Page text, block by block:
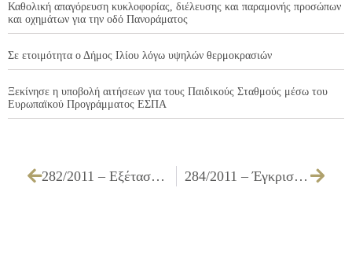
Καθολική απαγόρευση κυκλοφορίας, διέλευσης και παραμονής προσώπων
και οχημάτων για την οδό Πανοράματος
Σε ετοιμότητα ο Δήμος Ιλίου λόγω υψηλών θερμοκρασιών
Ξεκίνησε η υποβολή αιτήσεων για τους Παιδικούς Σταθμούς μέσω του
Ευρωπαϊκού Προγράμματος ΕΣΠΑ
282/2011 – Εξέταση προσφορών και εισήγηση ανάθεσης πουαφορά «Απομαγνητοφώνηση πρακτικών συνεδριάσεων Δημοτικού Συμβουλίου έτους 2012». 284/2011 – Έγκριση της ονομαστικής κατάστασης δικαιούχων διατακτικής τροφίμων, οικονομικά αδύνατων κατοίκων και δημοτών του Δήμου Ιλίου εν όψει των εορτών των Χριστουγέννων 2011